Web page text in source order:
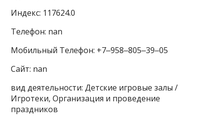
Индекс: 117624.0
Телефон: nan
Мобильный Телефон: +7‒958‒805‒39‒05
Сайт: nan
вид деятельности: Детские игровые залы /
Игротеки, Организация и проведение
праздников